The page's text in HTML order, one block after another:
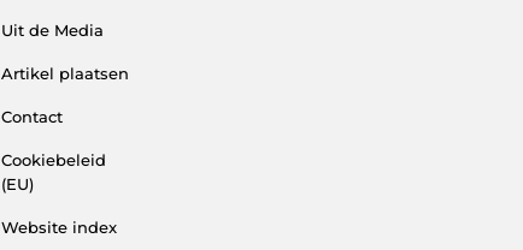
Uit de Media
Artikel plaatsen
Contact
Cookiebeleid
(EU)
Website index